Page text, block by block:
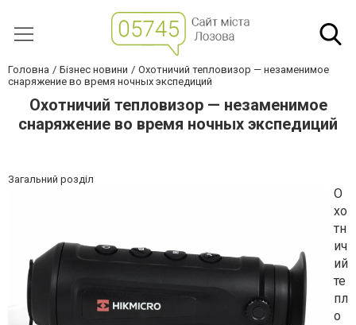
Головна Бізнес новини
Охотничий тепловизор — незаменимое
снаряжение во время ночных экспедиций
Охотничий тепловизор — незаменимое
снаряжение во время ночных экспедиций
Загальний розділ
О
хо
тн
ич
ий
те
пл
о